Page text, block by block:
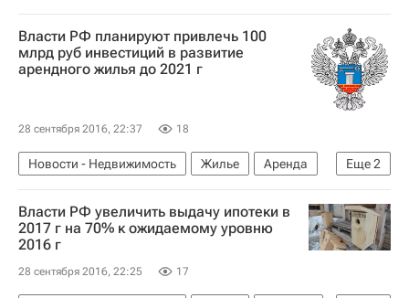
Власти РФ планируют привлечь 100
млрд руб инвестиций в развитие
арендного жилья до 2021 г
28 сентября 2016, 22:37 18
Еще2
Новости - Недвижимость Жилье
Аренда
Министерство строительства и жилищно-коммунального хозяйства РФ (Минстрой России)
Россия
Власти РФ увеличить выдачу ипотеки в
2017 г на 70% к ожидаемому уровню
2016 г
28 сентября 2016, 22:25 17